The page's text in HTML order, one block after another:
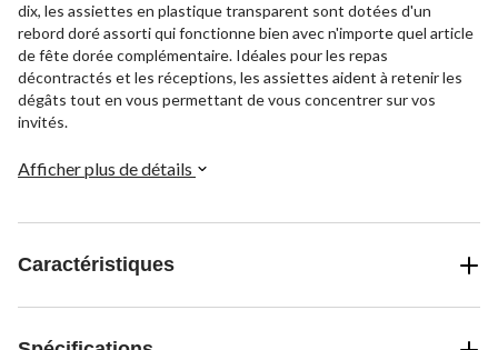
dix, les assiettes en plastique transparent sont dotées d'un
rebord doré assorti qui fonctionne bien avec n'importe quel article
de fête dorée complémentaire. Idéales pour les repas
décontractés et les réceptions, les assiettes aident à retenir les
dégâts tout en vous permettant de vous concentrer sur vos
invités.
Afficher plus de détails
Caractéristiques